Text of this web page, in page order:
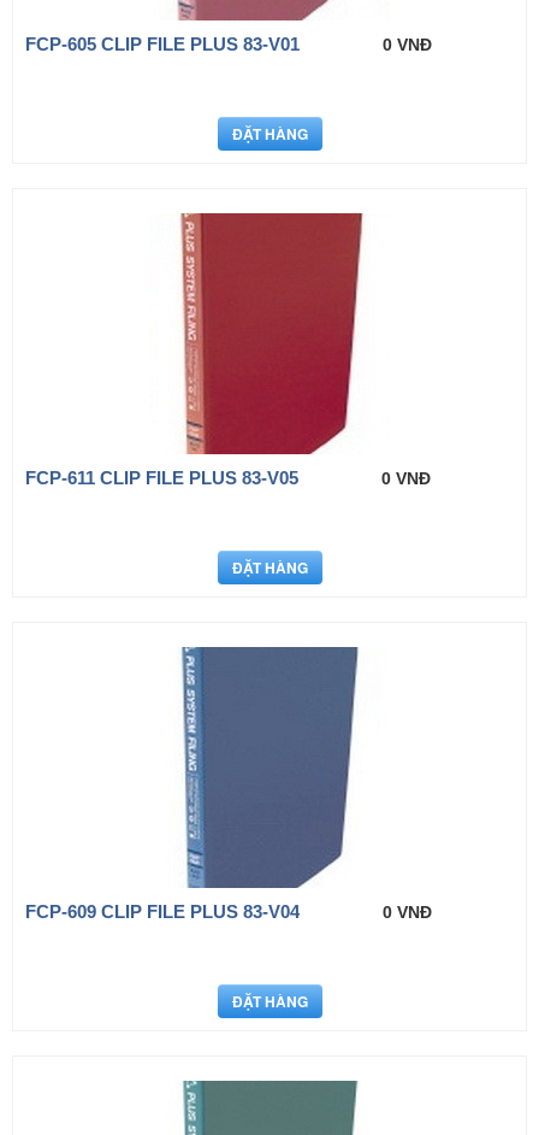
FCP-605 CLIP FILE PLUS 83-V01 0 VNĐ
FCP-611 CLIP FILE PLUS 83-V05 0 VNĐ
FCP-609 CLIP FILE PLUS 83-V04 0 VNĐ